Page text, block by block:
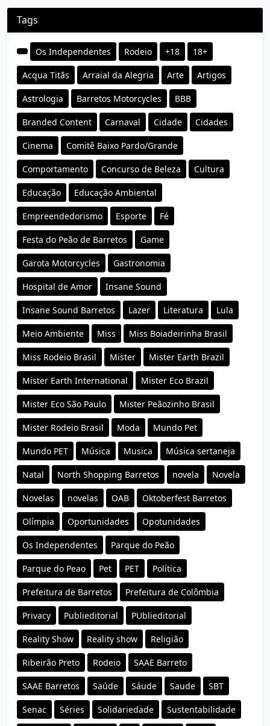
Tags
Os Independentes Rodeio +18 18+
Acqua Titãs Arraial da Alegria Arte Artigos
Astrologia Barretos Motorcycles BBB
Branded Content Carnaval Cidade Cidades
Cinema Comitê Baixo Pardo/Grande
Comportamento Concurso de Beleza Cultura
Educação Educação Ambiental
Empreendedorismo Esporte Fé
Festa do Peão de Barretos Game
Garota Motorcycles Gastronomia
Hospital de Amor Insane Sound
Insane Sound Barretos Lazer Literatura Lula
Meio Ambiente Miss Miss Boiadeirinha Brasil
Miss Rodeio Brasil Mister Mister Earth Brazil
Mister Earth International Mister Eco Brazil
Mister Eco São Paulo Mister Peãozinho Brasil
Mister Rodeio Brasil Moda Mundo Pet
Mundo PET Música Musica Música sertaneja
Natal North Shopping Barretos novela Novela
Novelas novelas OAB Oktoberfest Barretos
Olímpia Oportunidades Opotunidades
Os Independentes Parque do Peão
Parque do Peao Pet PET Política
Prefeitura de Barretos Prefeitura de Colômbia
Privacy Publieditorial PUblieditorial
Reality Show Reality show Religião
Ribeirão Preto Rodeio SAAE Barreto
SAAE Barretos Saúde Sáude Saude SBT
Senac Séries Solidariedade Sustentabilidade